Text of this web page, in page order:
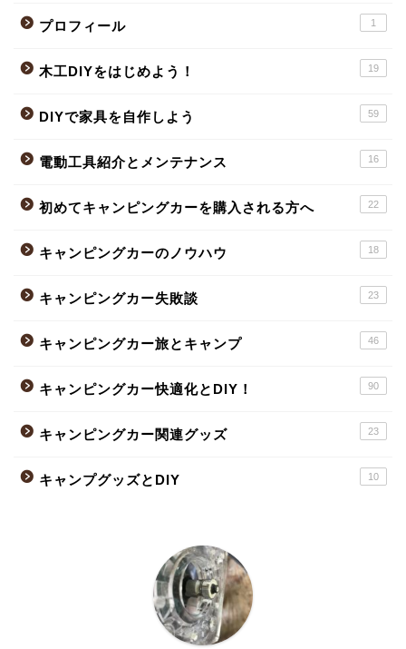
プロフィール 1
木工DIYをはじめよう！ 19
DIYで家具を自作しよう 59
電動工具紹介とメンテナンス 16
初めてキャンピングカーを購入される方へ 22
キャンピングカーのノウハウ 18
キャンピングカー失敗談 23
キャンピングカー旅とキャンプ 46
キャンピングカー快適化とDIY！ 90
キャンピングカー関連グッズ 23
キャンプグッズとDIY 10